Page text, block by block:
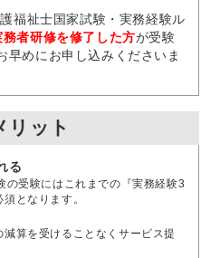
福祉士国家試験・実務経験ル
者研修を修了した方が受験
早めにお申し込みくださいま
リット
る
の受験にはこれまでの『実務経験3
となります。
算を受けることなくサービス提